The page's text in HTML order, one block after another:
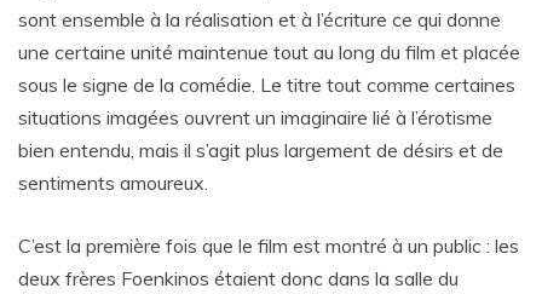
sont ensemble à la réalisation et à l’écriture ce qui donne
une certaine unité maintenue tout au long du film et placée
sous le signe de la comédie. Le titre tout comme certaines
situations imagées ouvrent un imaginaire lié à l’érotisme
bien entendu, mais il s’agit plus largement de désirs et de
sentiments amoureux.
C’est la première fois que le film est montré à un public : les
deux frères Foenkinos étaient donc dans la salle du